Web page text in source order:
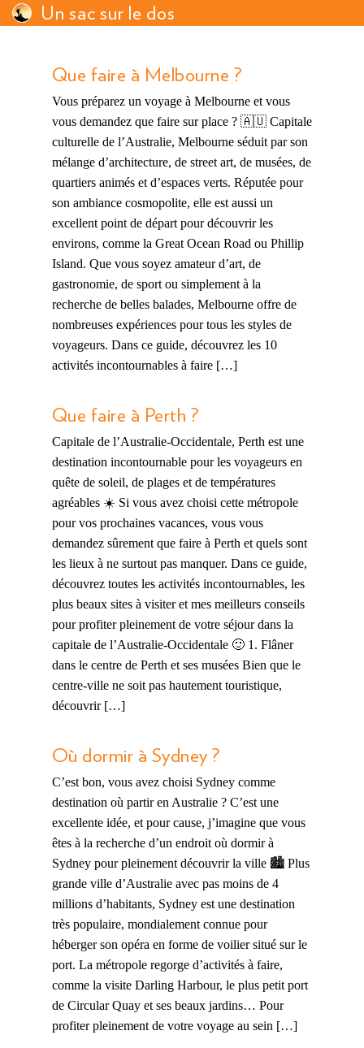
Un sac sur le dos
Que faire à Melbourne ?
Vous préparez un voyage à Melbourne et vous
vous demandez que faire sur place ? 🇦🇺 Capitale
culturelle de l’Australie, Melbourne séduit par son
mélange d’architecture, de street art, de musées, de
quartiers animés et d’espaces verts. Réputée pour
son ambiance cosmopolite, elle est aussi un
excellent point de départ pour découvrir les
environs, comme la Great Ocean Road ou Phillip
Island. Que vous soyez amateur d’art, de
gastronomie, de sport ou simplement à la
recherche de belles balades, Melbourne offre de
nombreuses expériences pour tous les styles de
voyageurs. Dans ce guide, découvrez les 10
activités incontournables à faire […]
Que faire à Perth ?
Capitale de l’Australie-Occidentale, Perth est une
destination incontournable pour les voyageurs en
quête de soleil, de plages et de températures
agréables ☀️ Si vous avez choisi cette métropole
pour vos prochaines vacances, vous vous
demandez sûrement que faire à Perth et quels sont
les lieux à ne surtout pas manquer. Dans ce guide,
découvrez toutes les activités incontournables, les
plus beaux sites à visiter et mes meilleurs conseils
pour profiter pleinement de votre séjour dans la
capitale de l’Australie-Occidentale 🙂 1. Flâner
dans le centre de Perth et ses musées Bien que le
centre-ville ne soit pas hautement touristique,
découvrir […]
Où dormir à Sydney ?
C’est bon, vous avez choisi Sydney comme
destination où partir en Australie ? C’est une
excellente idée, et pour cause, j’imagine que vous
êtes à la recherche d’un endroit où dormir à
Sydney pour pleinement découvrir la ville 🏙️ Plus
grande ville d’Australie avec pas moins de 4
millions d’habitants, Sydney est une destination
très populaire, mondialement connue pour
héberger son opéra en forme de voilier situé sur le
port. La métropole regorge d’activités à faire,
comme la visite Darling Harbour, le plus petit port
de Circular Quay et ses beaux jardins… Pour
profiter pleinement de votre voyage au sein […]